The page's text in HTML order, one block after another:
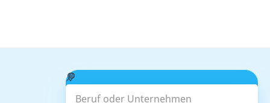
Beruf oder Unternehmen
Suchen